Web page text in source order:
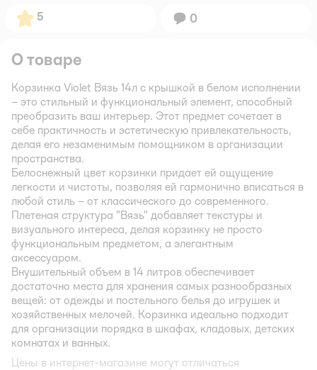
Рейтинг:
5 Вопросов:
0
О товаре
Корзинка Violet Вязь 14л с крышкой в белом исполнении
– это стильный и функциональный элемент, способный
преобразить ваш интерьер. Этот предмет сочетает в
себе практичность и эстетическую привлекательность,
делая его незаменимым помощником в организации
пространства.
Белоснежный цвет корзинки придает ей ощущение
легкости и чистоты, позволяя ей гармонично вписаться в
любой стиль – от классического до современного.
Плетеная структура "Вязь" добавляет текстуры и
визуального интереса, делая корзинку не просто
функциональным предметом, а элегантным
аксессуаром.
Внушительный объем в 14 литров обеспечивает
достаточно места для хранения самых разнообразных
вещей: от одежды и постельного белья до игрушек и
хозяйственных мелочей. Корзинка идеально подходит
для организации порядка в шкафах, кладовых, детских
комнатах и ванных.
Цены в интернет-магазине могут отличаться